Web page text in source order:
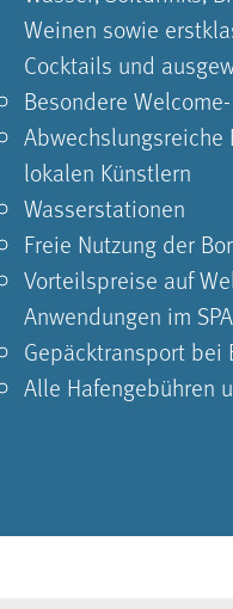
Weinen sowie
Cocktails und
Besondere
lokalen Künstlern
Wasserstationen
Freie Nutzung der
Vorteilspreise auf
Anwendungen im
Gepäcktransport bei
Alle Hafengebühren